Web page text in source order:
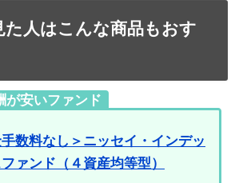
た人はこんな商品もおす
が安いファンド
数料なし＞ニッセイ・インデッ
ァンド（４資産均等型）